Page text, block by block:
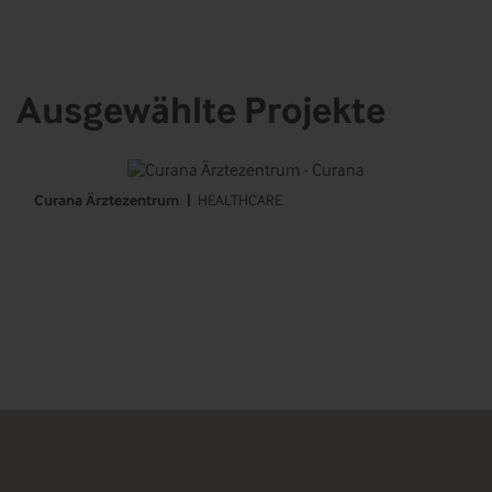
Ausgewählte Projekte
Curana Ärztezentrum HEALTHCARE